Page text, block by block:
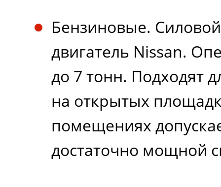
Бензиновые. Силовой
двигатель Nissan.
до 7 тонн. Подходят
на открытых
помещениях
достаточно мощной